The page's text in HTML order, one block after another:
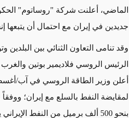
الماضي، أعلنت شركة "روساتوم"
جديدين في إيران مع احتمال أن
وقد تنامى التعاون الثنائي بين
الرئيس الروسي فلاديمير بوتين
لمقايضة النفط بالسلع مع إيران؛ ووفقاً
بنحو 500 ألف برميل من النفط